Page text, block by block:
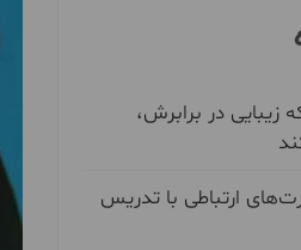
زیبایی در برابرش،
ارتباطی با تدریس